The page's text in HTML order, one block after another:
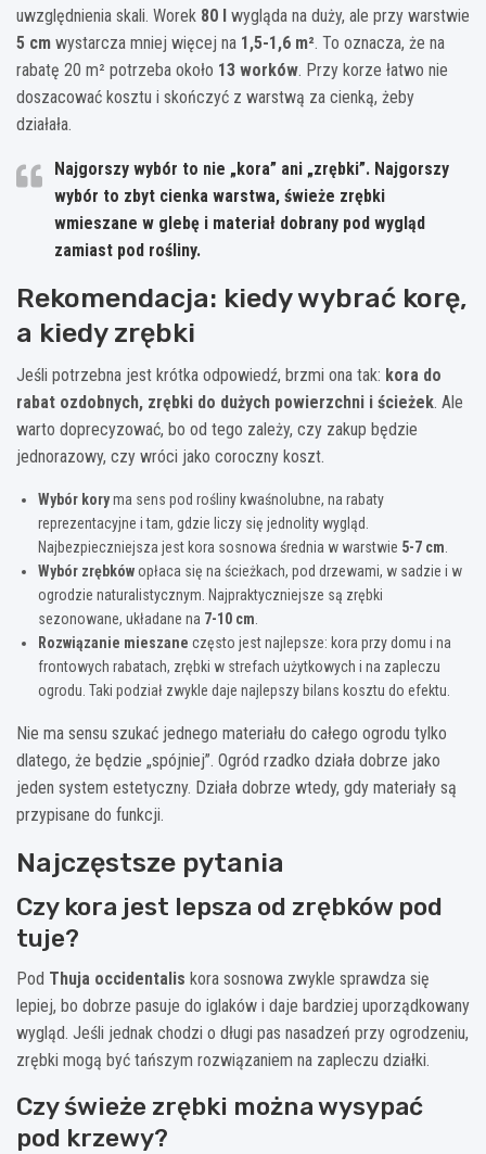
uwzględnienia skali. Worek 80 l wygląda na duży, ale przy warstwie
5 cm wystarcza mniej więcej na 1,5-1,6 m². To oznacza, że na
rabatę 20 m² potrzeba około 13 worków. Przy korze łatwo nie
doszacować kosztu i skończyć z warstwą za cienką, żeby
działała.
Najgorszy wybór to nie „kora” ani „zrębki”. Najgorszy
wybór to zbyt cienka warstwa, świeże zrębki
wmieszane w glebę i materiał dobrany pod wygląd
zamiast pod rośliny.
Rekomendacja: kiedy wybrać korę,
a kiedy zrębki
Jeśli potrzebna jest krótka odpowiedź, brzmi ona tak: kora do
rabat ozdobnych, zrębki do dużych powierzchni i ścieżek. Ale
warto doprecyzować, bo od tego zależy, czy zakup będzie
jednorazowy, czy wróci jako coroczny koszt.
Wybór koryma sens pod rośliny kwaśnolubne, na rabaty
reprezentacyjne i tam, gdzie liczy się jednolity wygląd.
Najbezpieczniejsza jest kora sosnowa średnia w warstwie 5-7 cm
Wybór zrębkówopłaca się na ścieżkach, pod drzewami, w sadzie i w
ogrodzie naturalistycznym. Najpraktyczniejsze są zrębki
sezonowane, układane na 7-10 cm
Rozwiązanie mieszane często jest najlepsze: kora przy domu i na
frontowych rabatach, zrębki w strefach użytkowych i na zapleczu
ogrodu. Taki podział zwykle daje najlepszy bilans kosztu do efektu.
Nie ma sensu szukać jednego materiału do całego ogrodu tylko
dlatego, że będzie „spójniej”. Ogród rzadko działa dobrze jako
jeden system estetyczny. Działa dobrze wtedy, gdy materiały są
przypisane do funkcji.
Najczęstsze pytania
Czy kora jest lepsza od zrębków pod
tuje?
Pod Thuja occidentalis kora sosnowa zwykle sprawdza się
lepiej, bo dobrze pasuje do iglaków i daje bardziej uporządkowany
wygląd. Jeśli jednak chodzi o długi pas nasadzeń przy ogrodzeniu,
zrębki mogą być tańszym rozwiązaniem na zapleczu działki.
Czy świeże zrębki można wysypać
pod krzewy?